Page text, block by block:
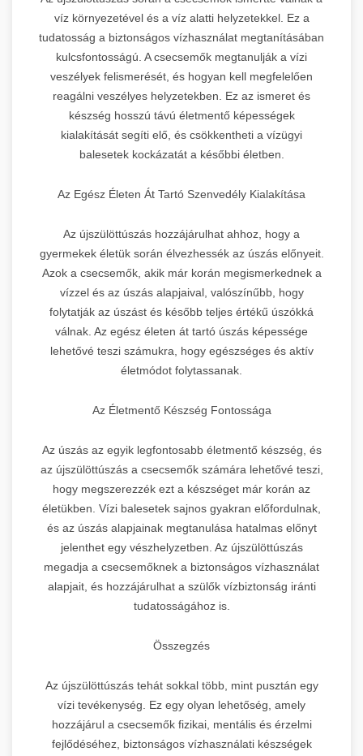
víz környezetével és a víz alatti helyzetekkel. Ez a
tudatosság a biztonságos vízhasználat megtanításában
kulcsfontosságú. A csecsemők megtanulják a vízi
veszélyek felismerését, és hogyan kell megfelelően
reagálni veszélyes helyzetekben. Ez az ismeret és
készség hosszú távú életmentő képességek
kialakítását segíti elő, és csökkentheti a vízügyi
balesetek kockázatát a későbbi életben.
Az Egész Életen Át Tartó Szenvedély Kialakítása
Az újszülöttúszás hozzájárulhat ahhoz, hogy a
gyermekek életük során élvezhessék az úszás előnyeit.
Azok a csecsemők, akik már korán megismerkednek a
vízzel és az úszás alapjaival, valószínűbb, hogy
folytatják az úszást és később teljes értékű úszókká
válnak. Az egész életen át tartó úszás képessége
lehetővé teszi számukra, hogy egészséges és aktív
életmódot folytassanak.
Az Életmentő Készség Fontossága
Az úszás az egyik legfontosabb életmentő készség, és
az újszülöttúszás a csecsemők számára lehetővé teszi,
hogy megszerezzék ezt a készséget már korán az
életükben. Vízi balesetek sajnos gyakran előfordulnak,
és az úszás alapjainak megtanulása hatalmas előnyt
jelenthet egy vészhelyzetben. Az újszülöttúszás
megadja a csecsemőknek a biztonságos vízhasználat
alapjait, és hozzájárulhat a szülők vízbiztonság iránti
tudatosságához is.
Összegzés
Az újszülöttúszás tehát sokkal több, mint pusztán egy
vízi tevékenység. Ez egy olyan lehetőség, amely
hozzájárul a csecsemők fizikai, mentális és érzelmi
fejlődéséhez, biztonságos vízhasználati készségek